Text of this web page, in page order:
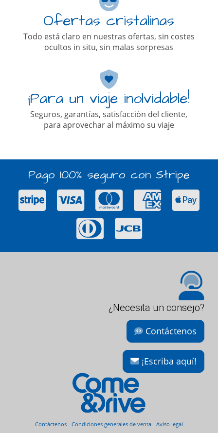
Ofertas cristalinas
Todo está claro en nuestras ofertas, sin costes
ocultos in situ, sin malas sorpresas
¡Para un viaje inolvidable!
Seguros, garantías, satisfacción del cliente,
para aprovechar al máximo su viaje
Pago 100% seguro con Stripe
¿Necesita un consejo?
Contáctenos
¡Escriba aquí!
Contáctenos- Condiciones generales de venta- Aviso legal